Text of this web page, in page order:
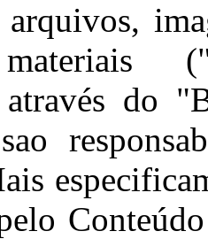
arquivos,
através do